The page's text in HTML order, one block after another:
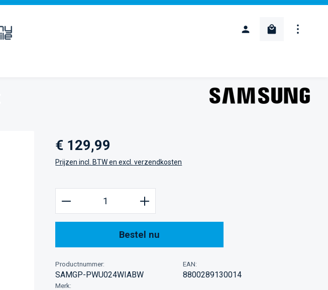
Normale prijs:
€ 129,99
Prijzen incl. BTW en excl. verzendkosten
Producthoeveelheid: Voer de gewenste
Bestel nu
Productnummer:
SAMGP-PWU024WIABW
EAN:
8800289130014
Merk: